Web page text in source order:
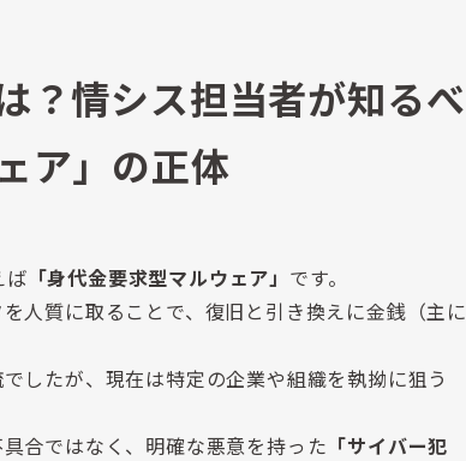
？情シス担当者が知るべ
ア」の正体
ば 「身代金要求型マルウェア」 です。
人質に取ることで、復旧と引き換えに金銭（主に
したが、現在は特定の企業や組織を執拗に狙う
合ではなく、明確な悪意を持った 「サイバー犯